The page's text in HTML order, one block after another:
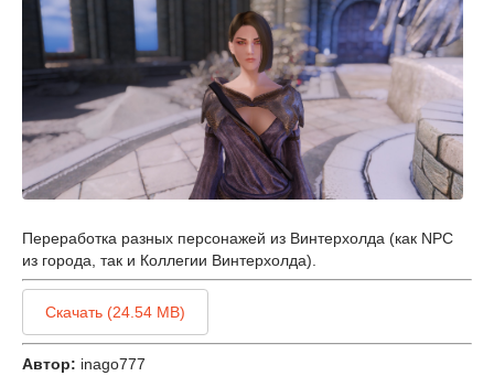
Переработка разных персонажей из Винтерхолда (как NPC
из города, так и Коллегии Винтерхолда).
Скачать (24.54 MB)
Автор: inago777